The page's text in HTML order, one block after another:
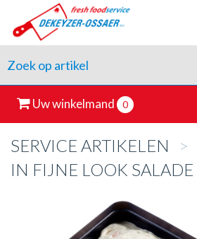
Uw winkelmand 0
SERVICE ARTIKELEN >
IN FIJNE LOOK SALADE